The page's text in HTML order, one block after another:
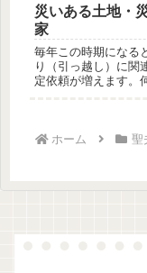
災いある土地・
家
毎年この時期になる
り（引っ越し）に関
定依頼が増えます。
ホーム 聖